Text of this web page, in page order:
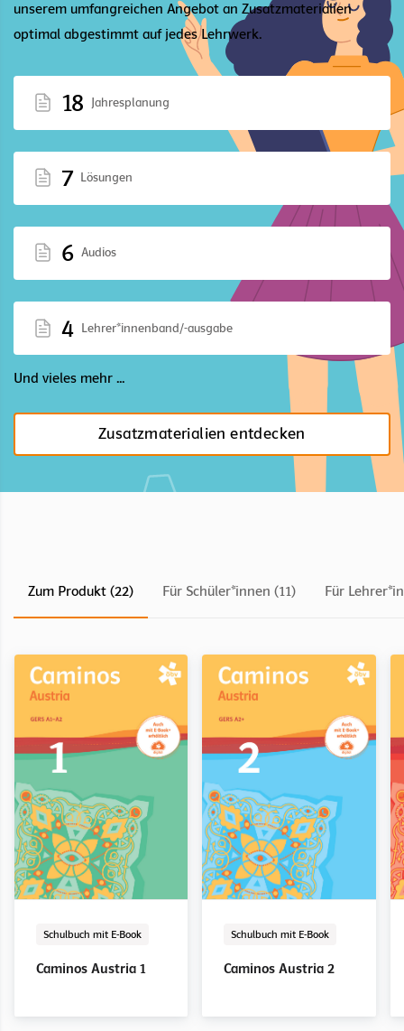
unserem umfangreichen Angebot an Zusatzmaterialien
optimal abgestimmt auf jedes Lehrwerk.
18 Jahresplanung
7 Lösungen
6 Audios
4 Lehrer*innenband/-ausgabe
Und vieles mehr ...
Zusatzmaterialien entdecken
Zum Produkt (22) Für Schüler*innen (11) Für
Schulbuch mit E-Book
Caminos Austria 1
Schulbuch mit E-Book
Caminos Austria 2